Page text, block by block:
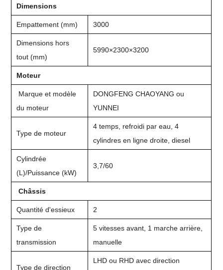
Dimensions
Empattement (mm) 3000
Dimensions hors
tout (mm)
5990×2300×3200
Moteur
Marque et modèle
du moteur
DONGFENG CHAOYANG ou
YUNNEI
Type de moteur
4 temps, refroidi par eau, 4
cylindres en ligne droite, diesel
Cylindrée
(L)/Puissance (kW)
3,7/60
Châssis
Quantité d'essieux 2
Type de
transmission
5 vitesses avant, 1 marche arrière,
manuelle
Type de direction
LHD ou RHD avec direction